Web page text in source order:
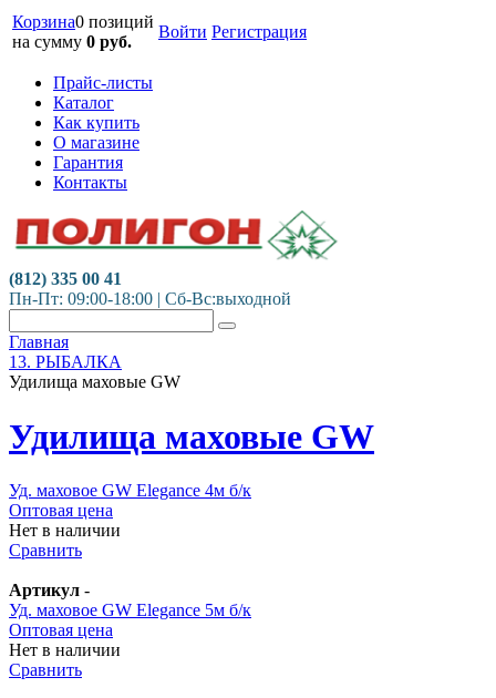
Корзина0 позиций
на сумму 0 руб.
Войти Регистрация
Прайс-листы
Каталог
Как купить
О магазине
Гарантия
Контакты
(812) 335 00 41
Пн-Пт: 09:00-18:00 | Сб-Вс:выходной
Главная
13. РЫБАЛКА
Удилища маховые GW
Удилища маховые GW
Уд. маховое GW Elegance 4м б/к
Оптовая цена
Нет в наличии
Сравнить
Артикул -
Уд. маховое GW Elegance 5м б/к
Оптовая цена
Нет в наличии
Сравнить